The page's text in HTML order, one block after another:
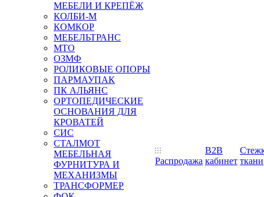
МЕБЕЛИ И КРЕПЁЖ
КОЛБИ-М
КОМКОР
МЕБЕЛЬТРАНС
MTO
ОЗМФ
РОЛИКОВЫЕ ОПОРЫ
ПАРМАУПАК
ПК АЛЬЯНС
ОРТОПЕДИЧЕСКИЕ
ОСНОВАНИЯ ДЛЯ
КРОВАТЕЙ
СИС
СТАЛМОТ
МЕБЕЛЬНАЯ
ФУРНИТУРА И
МЕХАНИЗМЫ
ТРАНСФОРМЕР
Распродажа
B2B
кабинет ткани